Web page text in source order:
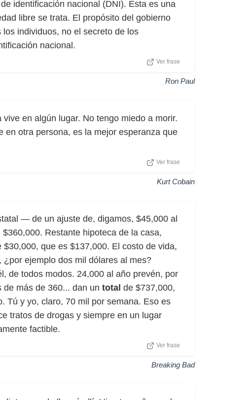
identificación nacional (DNI). Esta es una
libre se trata. El propósito del gobierno
individuos, no el secreto de los
nacional.
Ver frase
Ron Paul
en algún lugar. No tengo miedo a morir.
en otra persona, es la mejor esperanza que
Ver frase
Kurt Cobain
— de un ajuste de, digamos, $45,000 al
Restante hipoteca de la casa,
que es $137,000. El costo de vida,
ejemplo dos mil dólares al mes?
de todos modos. 24,000 al año prevén, por
más de 360... dan un total de $737,000,
Tú y yo, claro, 70 mil por semana. Eso es
tratos de drogas y siempre en un lugar
factible.
Ver frase
Breaking Bad